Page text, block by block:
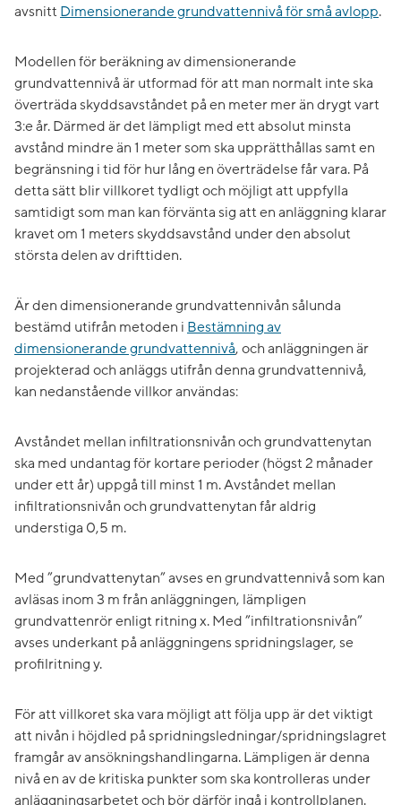
avsnitt Dimensionerande grundvattennivå för små avlopp.
Modellen för beräkning av dimensionerande
grundvattennivå är utformad för att man normalt inte ska
överträda skyddsavståndet på en meter mer än drygt vart
3:e år. Därmed är det lämpligt med ett absolut minsta
avstånd mindre än 1 meter som ska upprätthållas samt en
begränsning i tid för hur lång en överträdelse får vara. På
detta sätt blir villkoret tydligt och möjligt att uppfylla
samtidigt som man kan förvänta sig att en anläggning klarar
kravet om 1 meters skyddsavstånd under den absolut
största delen av drifttiden.
Är den dimensionerande grundvattennivån sålunda
bestämd utifrån metoden i Bestämning av
dimensionerande grundvattennivå, och anläggningen är
projekterad och anläggs utifrån denna grundvattennivå,
kan nedanstående villkor användas:
Avståndet mellan infiltrationsnivån och grundvattenytan
ska med undantag för kortare perioder (högst 2 månader
under ett år) uppgå till minst 1 m. Avståndet mellan
infiltrationsnivån och grundvattenytan får aldrig
understiga 0,5 m.
Med ”grundvattenytan” avses en grundvattennivå som kan
avläsas inom 3 m från anläggningen, lämpligen
grundvattenrör enligt ritning x. Med ”infiltrationsnivån”
avses underkant på anläggningens spridningslager, se
profilritning y.
För att villkoret ska vara möjligt att följa upp är det viktigt
att nivån i höjdled på spridningsledningar/spridningslagret
framgår av ansökningshandlingarna. Lämpligen är denna
nivå en av de kritiska punkter som ska kontrolleras under
anläggningsarbetet och bör därför ingå i kontrollplanen.